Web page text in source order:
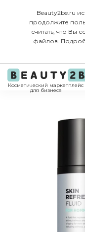
Beauty2be.ru
продолжите
считать, что Вы
файлов.
Косметический маркетплейс
для бизнеса